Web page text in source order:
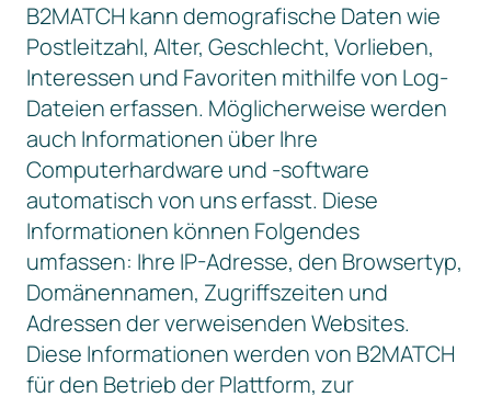
B2MATCH kann demografische Daten wie
Postleitzahl, Alter, Geschlecht, Vorlieben,
Interessen und Favoriten mithilfe von Log-
Dateien erfassen. Möglicherweise werden
auch Informationen über Ihre
Computerhardware und -software
automatisch von uns erfasst. Diese
Informationen können Folgendes
umfassen: Ihre IP-Adresse, den Browsertyp,
Domänennamen, Zugriffszeiten und
Adressen der verweisenden Websites.
Diese Informationen werden von B2MATCH
für den Betrieb der Plattform, zur